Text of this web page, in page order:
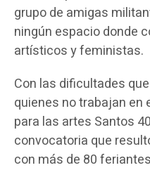
grupo de amigas
ningún espacio donde
artísticos y feministas.
Con las dificultades
quienes no trabajan en
para las artes Santos
convocatoria que
con más de 80